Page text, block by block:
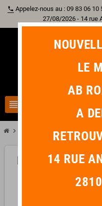
phone Appelez-nous au : 09 83 06
27/08/2026 - 14 rue
view_headline
chevron_right Sono & Lumièrechevron_rightEnceinte
LE
AB
A
14 RUE